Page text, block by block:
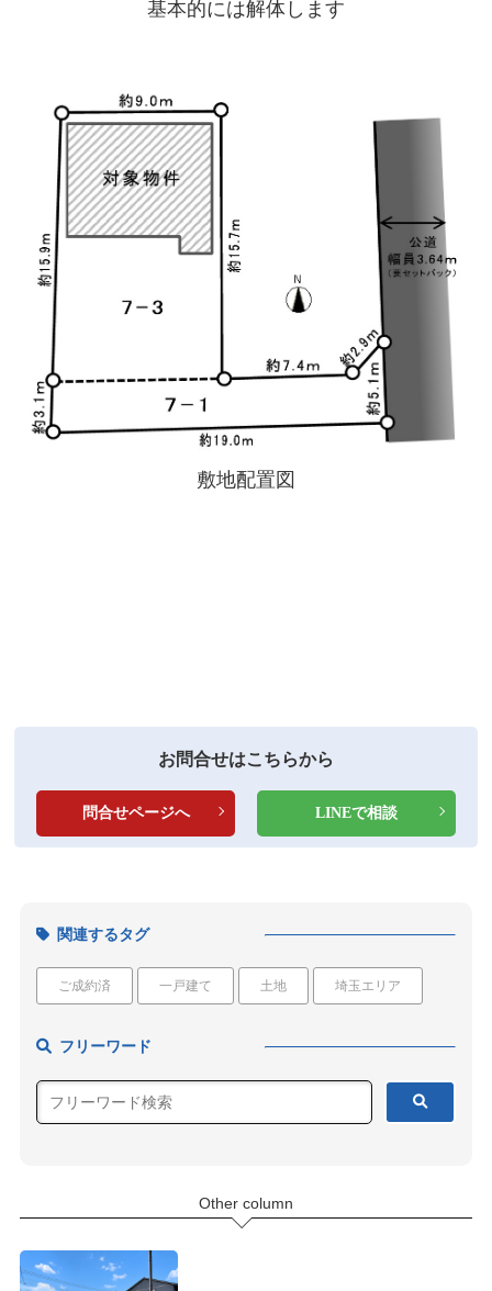
基本的には解体します
敷地配置図
お問合せはこちらから
問合せページへ LINEで相談
関連するタグ
ご成約済 一戸建て 土地 埼玉エリア
フリーワード
Other column